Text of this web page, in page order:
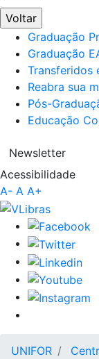
Voltar
Graduação
Graduação
Transferidos
Reabra sua
Pós-
Educação
Newsletter
Acessibilidade
A- A A+
UNIFOR